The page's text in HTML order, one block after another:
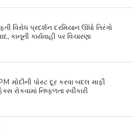
વિરોધ પ્રદર્શન દરમિયાન ઊંધો તિરંગો
કાનૂની કાર્યવાહી પર વિચારણા
મોદીની પોસ્ટ દૂર કરવા બદલ માફી
રોકવામાં નિષ્ફળતા સ્વીકારી